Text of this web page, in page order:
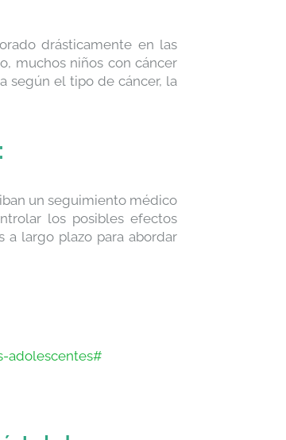
drásticamente en las
muchos niños con cáncer
según el tipo de cáncer, la
un seguimiento médico
los posibles efectos
a largo plazo para abordar
adolescentes#